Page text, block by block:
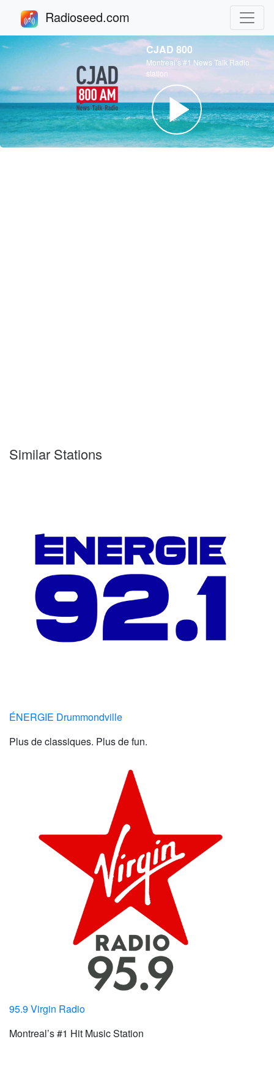
Radioseed.com
CJAD 800
Montreal’s #1 News Talk Radio
station
Similar Stations
ÉNERGIE Drummondville
Plus de classiques. Plus de fun.
95.9 Virgin Radio
Montreal’s #1 Hit Music Station